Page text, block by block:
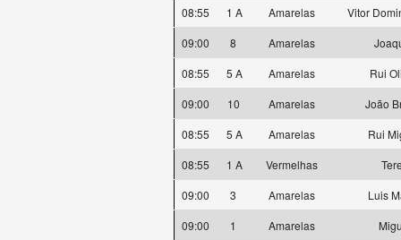
08:55
1 A Amarelas
Vitor
09:00
8 Amarelas
08:55
5 A Amarelas
Rui
09:00
10 Amarelas
João
08:55
5 A Amarelas
Rui
08:55
1 A Vermelhas
09:00
3 Amarelas
Luis
09:00
1 Amarelas